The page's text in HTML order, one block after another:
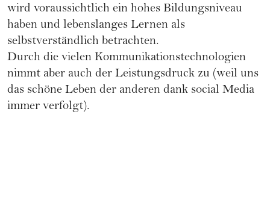
wird voraussichtlich ein hohes Bildungsniveau
haben und lebenslanges Lernen als
selbstverständlich betrachten.
Durch die vielen Kommunikationstechnologien
nimmt aber auch der Leistungsdruck zu (weil uns
das schöne Leben der anderen dank social Media
immer verfolgt).